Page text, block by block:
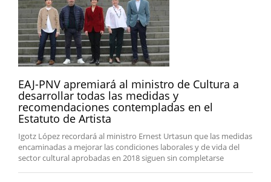
EAJ-PNV apremiará al ministro de Cultura a
desarrollar todas las medidas y
recomendaciones contempladas en el
Estatuto de Artista
Igotz López recordará al ministro Ernest Urtasun que las medidas
encaminadas a mejorar las condiciones laborales y de vida del
sector cultural aprobadas en 2018 siguen sin completarse